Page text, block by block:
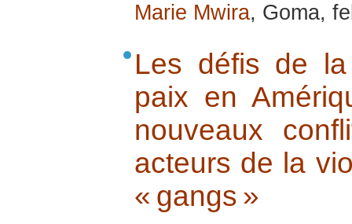
Marie Mwira, Goma,
Les défis de
paix en
nouveaux
acteurs de la
« gangs »